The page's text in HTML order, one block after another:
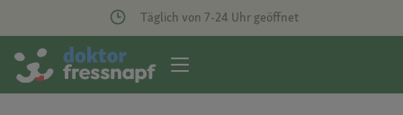
Täglich von 7-24 Uhr geöffnet